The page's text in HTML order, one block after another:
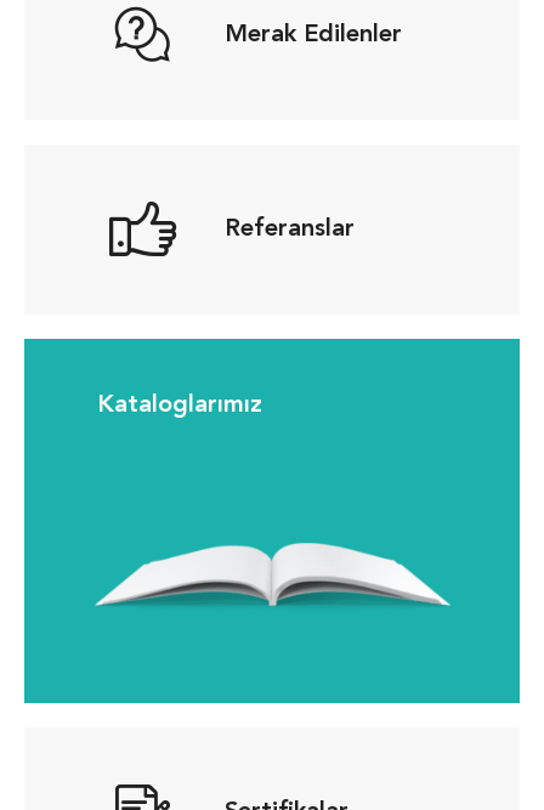
Merak Edilenler
Referanslar
Kataloglarımız